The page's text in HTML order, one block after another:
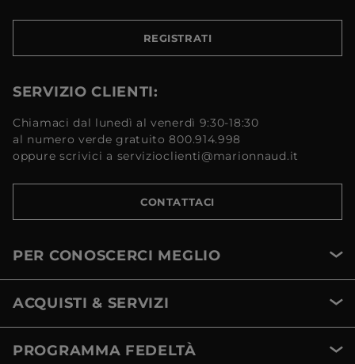
REGISTRATI
SERVIZIO CLIENTI:
Chiamaci dal lunedì al venerdì 9:30-18:30
al numero verde gratuito 800.914.998
oppure scrivici a servizioclienti@marionnaud.it
CONTATTACI
PER CONOSCERCI MEGLIO
ACQUISTI & SERVIZI
PROGRAMMA FEDELTÀ